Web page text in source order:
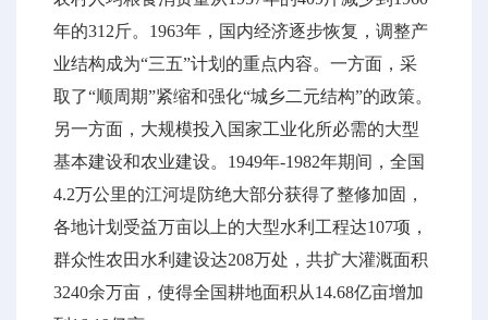
年的312斤。1963年，国内经济逐步恢复，调整产
业结构成为“三五”计划的重点内容。一方面，采
取了“顺周期”紧缩和强化“城乡二元结构”的政策。
另一方面，大规模投入国家工业化所必需的大型
基本建设和农业建设。1949年-1982年期间，全国
4.2万公里的江河堤防绝大部分获得了整修加固，
各地计划受益万亩以上的大型水利工程达107项，
群众性农田水利建设达208万处，共扩大灌溉面积
3240余万亩，使得全国耕地面积从14.68亿亩增加